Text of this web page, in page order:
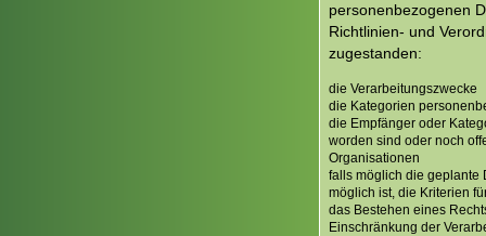
personenbezogenen
Richtlinien- und
zugestanden:
die Verarbeitungszwecke
die Kategorien
die Empfänger oder
worden sind oder noch
Organisationen
falls möglich die geplante
möglich ist, die Kriterien
das Bestehen eines
Einschränkung der